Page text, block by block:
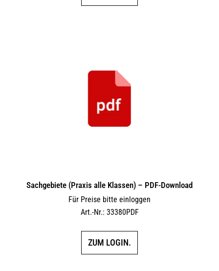
Sachgebiete (Praxis alle Klassen) – PDF-Download
Für Preise bitte einloggen
Art.-Nr.: 33380PDF
ZUM LOGIN.